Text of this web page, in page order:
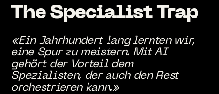
The Specialist Trap
«Ein Jahrhundert lang lernten wir,
eine Spur zu meistern. Mit AI
gehört der Vorteil dem
Spezialisten, der auch den Rest
orchestrieren kann.»